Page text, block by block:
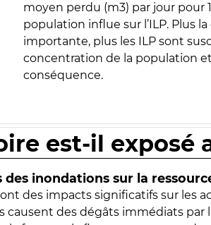
moyen perdu (m3) par jour pour
population influe sur l’ILP. Plus
importante, plus les ILP sont
concentration de la population
conséquence.
est-il exposé
des inondations sur la
des impacts significatifs sur les
causent des dégâts immédiats